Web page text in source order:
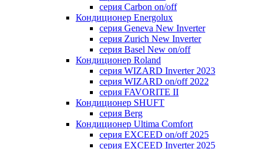
серия Carbon on/off
Кондиционер Energolux
серия Geneva New Inverter
серия Zurich New Inverter
серия Basel New on/off
Кондиционер Roland
серия WIZARD Inverter 2023
серия WIZARD on/off 2022
серия FAVORITE II
Кондиционер SHUFT
серия Berg
Кондиционер Ultima Comfort
серия EXCEED on/off 2025
серия EXCEED Inverter 2025